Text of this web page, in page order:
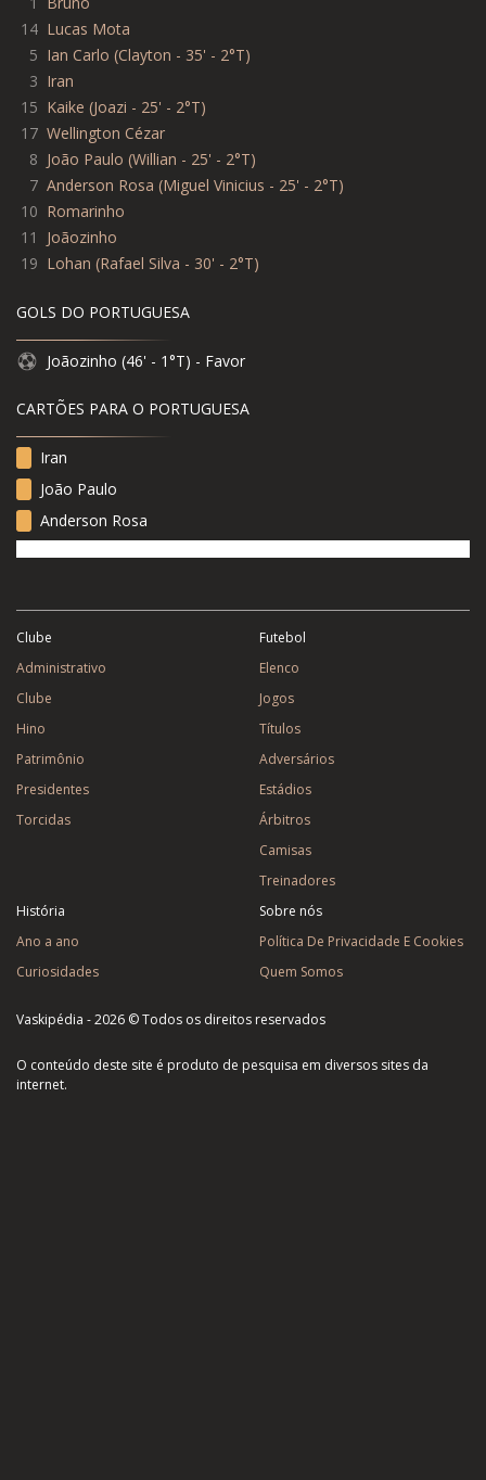
14 Lucas Mota
5 Ian Carlo (Clayton - 35' - 2°T)
3 Iran
15 Kaike (Joazi - 25' - 2°T)
17 Wellington Cézar
8 João Paulo (Willian - 25' - 2°T)
7 Anderson Rosa (Miguel Vinicius - 25' - 2°T)
10 Romarinho
11
Joãozinho
19 Lohan (Rafael Silva - 30' - 2°T)
GOLS DO PORTUGUESA
Joãozinho (46' - 1°T) - Favor
CARTÕES PARA O PORTUGUESA
Iran
João Paulo
Anderson Rosa
Clube
Administrativo
Clube
Hino
Patrimônio
Presidentes
Torcidas
Futebol
Elenco
Jogos
Títulos
Adversários
Estádios
Árbitros
Camisas
Treinadores
História
Ano a ano
Curiosidades
Sobre nós
Política De Privacidade E Cookies
Quem Somos
Vaskipédia - 2026 © Todos os direitos reservados
O conteúdo deste site é produto de pesquisa em diversos sites da
internet.